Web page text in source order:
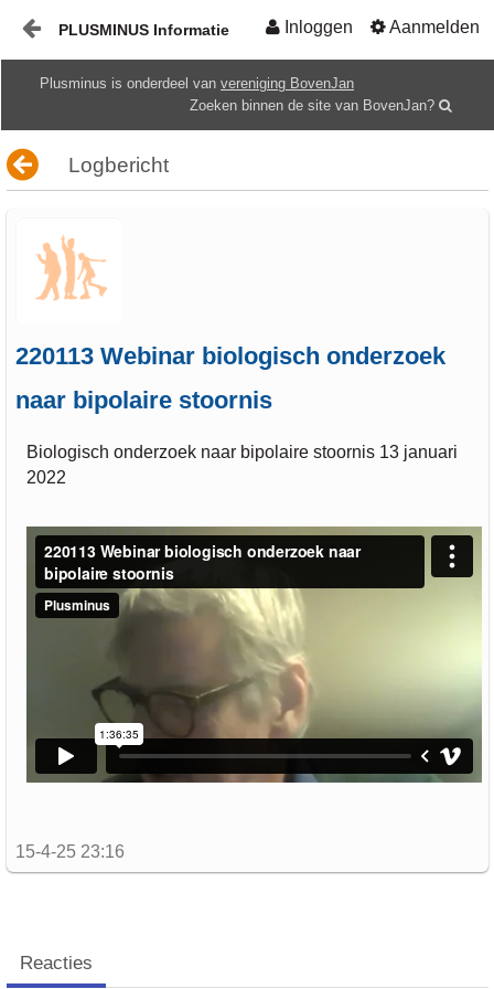
Inloggen Aanmelden
PLUSMINUS Informatie
Start
Mediatheek
Gids
Plusminus is onderdeel van vereniging BovenJan
Zoeken binnen de site van BovenJan?
Logbericht
220113 Webinar biologisch onderzoek
naar bipolaire stoornis
Biologisch onderzoek naar bipolaire stoornis 13 januari
2022
15-4-25 23:16
Reacties